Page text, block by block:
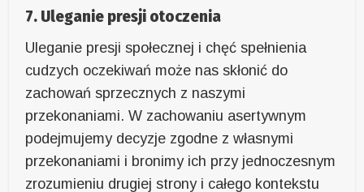
7. Uleganie presji otoczenia
Uleganie presji społecznej i chęć spełnienia
cudzych oczekiwań może nas skłonić do
zachowań sprzecznych z naszymi
przekonaniami. W zachowaniu asertywnym
podejmujemy decyzje zgodne z własnymi
przekonaniami i bronimy ich przy jednoczesnym
zrozumieniu drugiej strony i całego kontekstu